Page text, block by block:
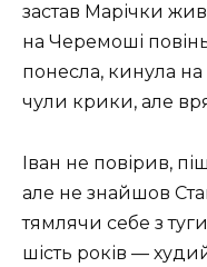
застав Марічки
на Черемоші
понесла, кинула
чули крики, але
Іван не повірив,
але не знайшов
тямлячи себе з
шість років —